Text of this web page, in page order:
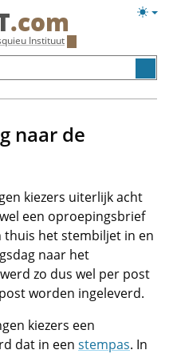
.com
Instituut
naar de
kiezers uiterlijk acht
een oproepingsbrief
thuis het stembiljet in en
naar het
zo dus wel per post
worden ingeleverd.
kiezers een
dat in een stempas. In